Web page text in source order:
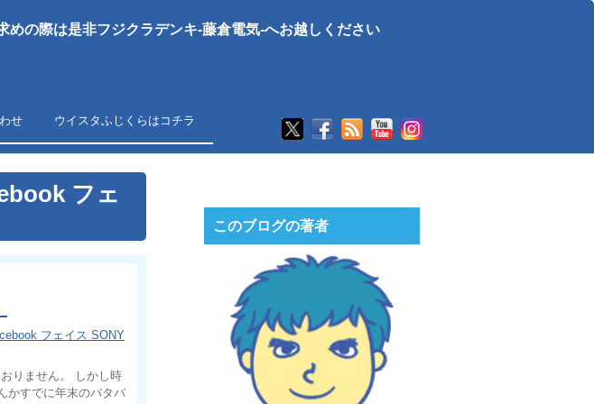
めの際は是非フジクラデンキ-藤倉電気-へお越しください
せ ウイスタふじくらはコチラ
フェ
フェイス SONY
りません。 しかし時
かすでに年末のバタバ
このブログの著者